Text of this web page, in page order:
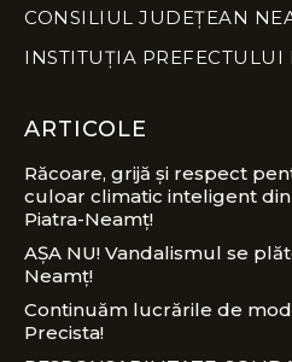
CONSILIUL JUDEȚEAN
INSTITUȚIA PREFECTULUI
ARTICOLE
Răcoare, grijă și respect
culoar climatic inteligent
Piatra-Neamț!
AȘA NU! Vandalismul se
Neamț!
Continuăm lucrările de
Precista!